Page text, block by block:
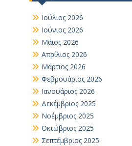
Ιούλιος 2026
Ιούνιος 2026
Μάιος 2026
Απρίλιος 2026
Μάρτιος 2026
Φεβρουάριος 2026
Ιανουάριος 2026
Δεκέμβριος 2025
Νοέμβριος 2025
Οκτώβριος 2025
Σεπτέμβριος 2025